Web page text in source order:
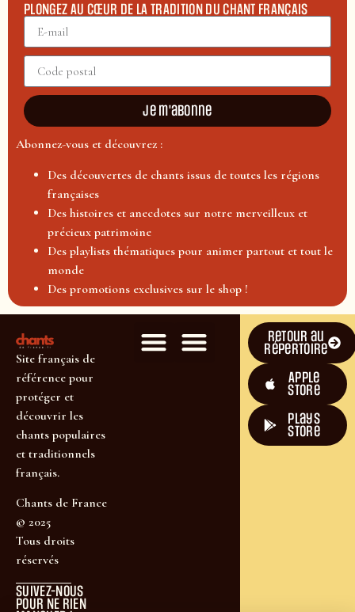
PLONGEZ AU CŒUR DE LA TRADITION DU CHANT FRANÇAIS
Je m'abonne
Abonnez-vous et découvrez :
Des découvertes de chants issus de toutes les régions
françaises
Des histoires et anecdotes sur notre merveilleux et
précieux patrimoine
Des playlists thématiques pour animer partout et tout le
monde
Des promotions exclusives sur le shop !
Site français de
référence pour
protéger et
découvrir les
chants populaires
et traditionnels
français.
Chants de France
© 2025
Tous droits
réservés
SUIVEZ-NOUS
POUR NE RIEN
Retour au
répertoire
Apple
Store
plays
store